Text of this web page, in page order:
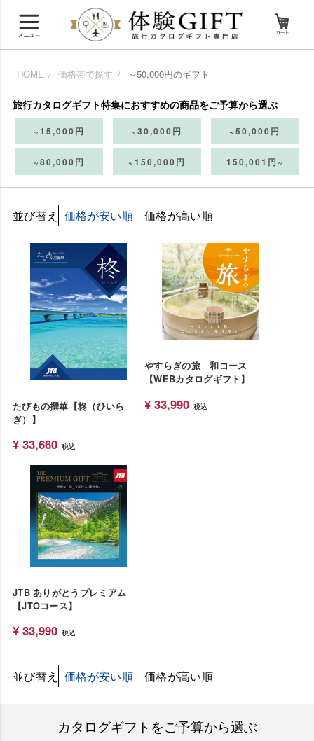
HOME 価格帯で探す ～50,000円のギフト
旅行カタログギフト特集におすすめの商品をご予算から選ぶ
~15,000円 ~30,000円 ~50,000円
~80,000円 ~150,000円 150,001円~
並び替え 価格が安い順 価格が高い順
たびもの撰華【柊（ひいら
ぎ）】
¥ 33,660 税込
やすらぎの旅 和コース
【WEBカタログギフト】
¥ 33,990 税込
JTB ありがとうプレミアム
【JTOコース】
¥ 33,990 税込
並び替え 価格が安い順 価格が高い順
カタログギフトをご予算から選ぶ